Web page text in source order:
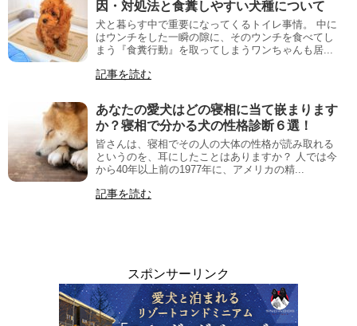
因・対処法と食糞しやすい犬種について
犬と暮らす中で重要になってくるトイレ事情。 中に
はウンチをした一瞬の隙に、そのウンチを食べてし
まう『食糞行動』を取ってしまうワンちゃんも居...
記事を読む
あなたの愛犬はどの寝相に当て嵌まります
か？寝相で分かる犬の性格診断６選！
皆さんは、寝相でその人の大体の性格が読み取れる
というのを、耳にしたことはありますか？ 人では今
から40年以上前の1977年に、アメリカの精...
記事を読む
スポンサーリンク